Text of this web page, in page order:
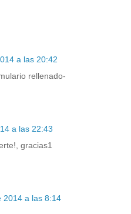
a las 20:42
rellenado-
a las 22:43
gracias1
2014 a las 8:14